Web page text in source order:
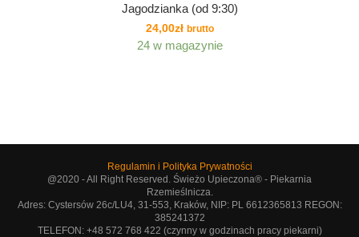
Jagodzianka (od 9:30)
24,00zł brutto
24 w magazynie
Regulamin i Polityka Prywatności
@2020 - All Right Reserved. Świeżo Upieczona® - Piekarnia
Rzemieślnicza.
Adres: Cystersów 26c/LU4, 31-553, Kraków, NIP: PL 6612365813 REGON:
385241372
TELEFON: +48 572 768 422 (czynny w godzinach pracy piekarni)